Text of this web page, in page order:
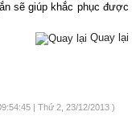
sẽ giúp khắc phục được
Quay lại
| Thứ 2, 23/12/2013 )